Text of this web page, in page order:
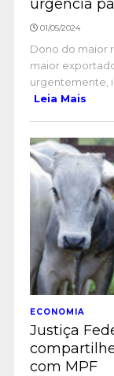
urgência
01/05/2024
Dono do maior
maior
urgentemente,
Leia Mais
ECONOMIA
Justiça
com MPF